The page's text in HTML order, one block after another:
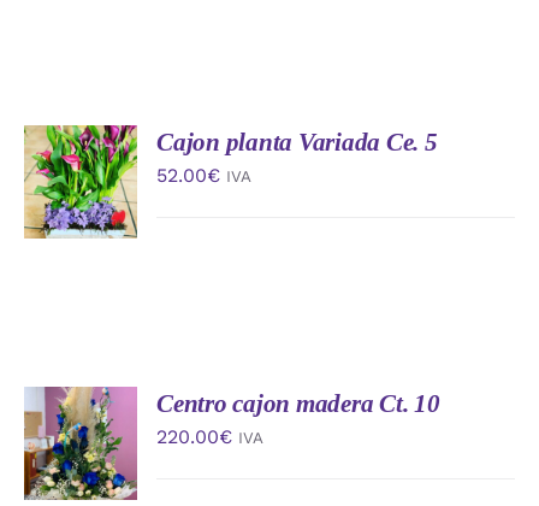
AÑADIR
AL
CARRITO
/
DETALLES
Cajon planta Variada Ce. 5
52.00€ IVA
AÑADIR
AL
CARRITO
/
DETALLES
Centro cajon madera Ct. 10
220.00€ IVA